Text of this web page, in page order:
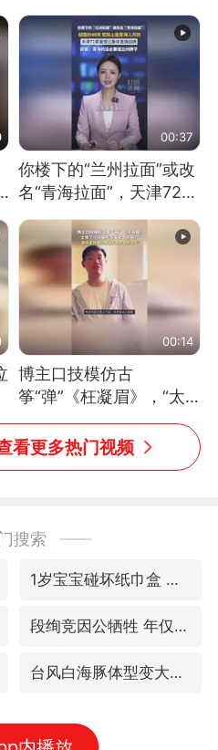
震惊 （视频来源：参考
消息）
00:37
你楼下的“兰州拉面”或改
名“青海拉面”，天津72家
面馆已集体更换招牌
00:14
博主口技模仿古
筝“弹”《枉凝眉》，“太
像了～你是吃古筝长大的
吗？”“或将成为首位考级
不带古筝的选手。”（来
看更多热门视频
搜索
1岁宝宝碰坏纸巾盒 宝妈被索赔924元
段绚竞因公牺牲 年仅44岁
台风白海豚体型变大近似13个浙江面积